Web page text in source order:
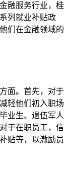
融服务行业，桂
列就业补贴政
们在金融领域的
面。首先，对于
轻他们初入职场
业生、退伍军人
于在职员工，信
贴等，以激励员